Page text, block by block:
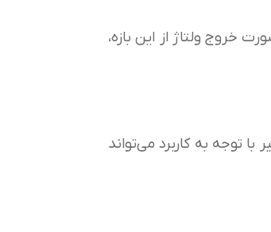
خروج ولتاژ از این بازه،
با توجه به کاربرد می‌تواند